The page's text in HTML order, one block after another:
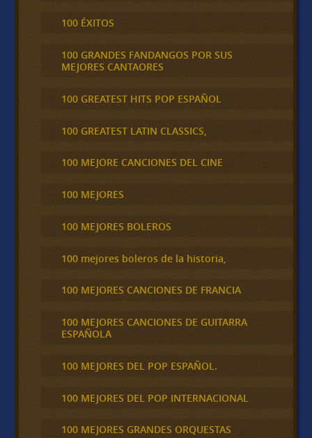
100 ÉXITOS
100 GRANDES FANDANGOS POR SUS
MEJORES CANTAORES
100 GREATEST HITS POP ESPAÑOL
100 GREATEST LATIN CLASSICS,
100 MEJORE CANCIONES DEL CINE
100 MEJORES
100 MEJORES BOLEROS
100 mejores boleros de la historia,
100 MEJORES CANCIONES DE FRANCIA
100 MEJORES CANCIONES DE GUITARRA
ESPAÑOLA
100 MEJORES DEL POP ESPAÑOL.
100 MEJORES DEL POP INTERNACIONAL
100 MEJORES GRANDES ORQUESTAS